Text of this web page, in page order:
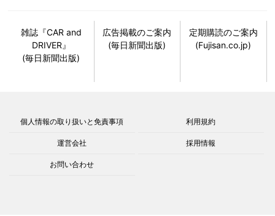
雑誌『CAR and
DRIVER』
(毎日新聞出版)
広告掲載のご案内
(毎日新聞出版)
定期購読のご案内
(Fujisan.co.jp)
個人情報の取り扱いと免責事項 利用規約
運営会社 採用情報
お問い合わせ